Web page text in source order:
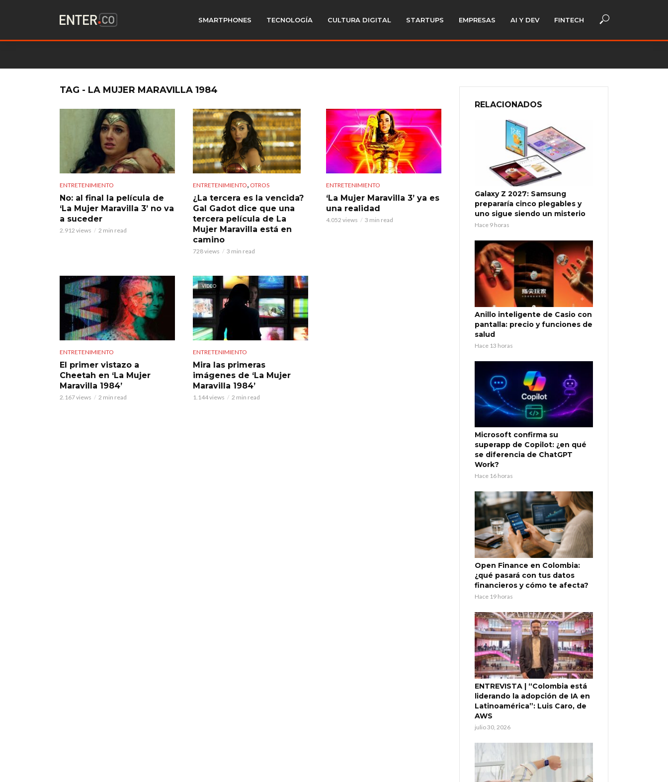
SMARTPHONES TECNOLOGÍA CULTURA DIGITAL STARTUPS EMPRESAS AI Y DEV FINTECH
TAG - LA MUJER MARAVILLA 1984
ENTRETENIMIENTO
No: al final la película de
‘La Mujer Maravilla 3’ no va
a suceder
2.912 views 2 min read
ENTRETENIMIENTO, OTROS
¿La tercera es la vencida?
Gal Gadot dice que una
tercera película de La
Mujer Maravilla está en
camino
728 views 3 min read
ENTRETENIMIENTO
‘La Mujer Maravilla 3’ ya es
una realidad
4.052 views 3 min read
ENTRETENIMIENTO
El primer vistazo a
Cheetah en ‘La Mujer
Maravilla 1984’
2.167 views 2 min read
VIDEO
ENTRETENIMIENTO
Mira las primeras
imágenes de ‘La Mujer
Maravilla 1984’
1.144 views 2 min read
RELACIONADOS
Galaxy Z 2027: Samsung
prepararía cinco plegables y
uno sigue siendo un misterio
Hace 9 horas
Anillo inteligente de Casio con
pantalla: precio y funciones de
salud
Hace 13 horas
Microsoft confirma su
superapp de Copilot: ¿en qué
se diferencia de ChatGPT
Work?
Hace 16 horas
Open Finance en Colombia:
¿qué pasará con tus datos
financieros y cómo te afecta?
Hace 19 horas
ENTREVISTA | “Colombia está
liderando la adopción de IA en
Latinoamérica”: Luis Caro, de
AWS
julio 30, 2026